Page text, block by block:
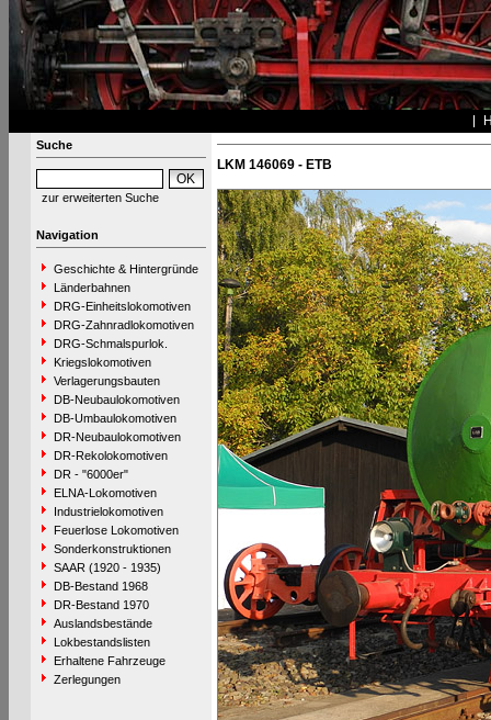
Suche
zur erweiterten Suche
Navigation
Geschichte & Hintergründe
Länderbahnen
DRG-Einheitslokomotiven
DRG-Zahnradlokomotiven
DRG-Schmalspurlok.
Kriegslokomotiven
Verlagerungsbauten
DB-Neubaulokomotiven
DB-Umbaulokomotiven
DR-Neubaulokomotiven
DR-Rekolokomotiven
DR - "6000er"
ELNA-Lokomotiven
Industrielokomotiven
Feuerlose Lokomotiven
Sonderkonstruktionen
SAAR (1920 - 1935)
DB-Bestand 1968
DR-Bestand 1970
Auslandsbestände
Lokbestandslisten
Erhaltene Fahrzeuge
Zerlegungen
LKM 146069 - ETB